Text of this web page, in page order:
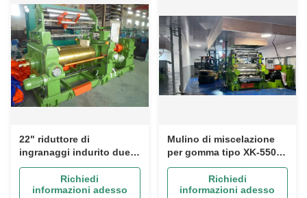
22" riduttore di
ingranaggi indurito due
rulli gomma di
miscelazione macchina
per la gomma di
Richiedi
informazioni adesso
Mulino di miscelazione
per gomma tipo XK-550
con capacità di lotti di
100 kg e lunghezza di
lavoro del rotolo di 1500
Richiedi
informazioni adesso